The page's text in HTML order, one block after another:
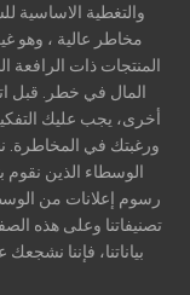
والتغطية الاساسية
مخاطر عالية ، وهو
المنتجات ذات الرافعة
المال في خطر. قبل
أخرى، يجب عليك
ورغبتك في المخاطرة.
الوسطاء الذين نقوم
رسوم إعلانات من
تصنيفاتنا وعلى هذه
بياناتنا، فإننا